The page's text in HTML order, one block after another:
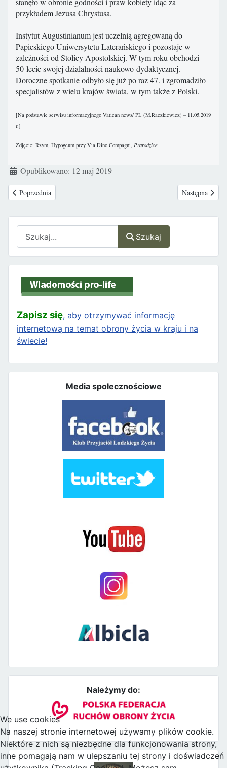
Szukaj
Zapisz się, aby otrzymywać informację
internetową na temat obrony życia w kraju i na
świecie!
Media społecznościowe
Należymy do:
przykładem Jezusa Chrystusa.
Instytut Augustinianum jest uczelnią agregowaną do
Papieskiego Uniwersytetu Laterańskiego i pozostaje w
zależności od Stolicy Apostolskiej. W tym roku obchodzi
50-lecie swojej działalności naukowo-dydaktycznej.
Doroczne spotkanie odbyło się już po raz 47. i zgromadziło
specjalistów z wielu krajów świata, w tym także z Polski.
[Na podstawie serwisu informacyjnego Vatican news/ PL (M.Raczkiewicz) – 11.05.2019
r.]
Zdjęcie: Rzym, Hypogeum przy Via Dino Compagni, Prarodzice
Szczegóły
Opublikowano: 12 maj 2019
Poprzednia strona: Coraz trudniej o szansę na życie! Diagnostyka
Poprzednia Następna
Następna
We use cookies
Na naszej stronie internetowej używamy plików cookie.
Niektóre z nich są niezbędne dla funkcjonowania strony,
inne pomagają nam w ulepszaniu tej strony i doświadczeń